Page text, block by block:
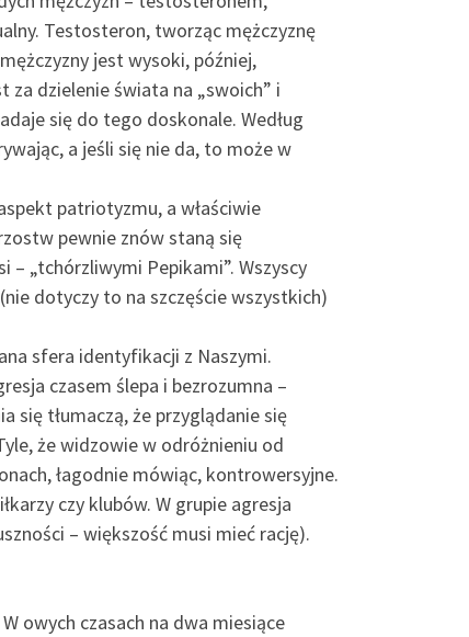
Testosteron, tworząc mężczyznę
jest wysoki, później,
dzielenie świata na „swoich” i
się do tego doskonale. Według
a jeśli się nie da, to może w
patriotyzmu, a właściwie
pewnie znów staną się
– „tchórzliwymi Pepikami”. Wszyscy
dotyczy to na szczęście wszystkich)
sfera identyfikacji z Naszymi.
czasem ślepa i bezrozumna –
tłumaczą, że przyglądanie się
że widzowie w odróżnieniu od
łagodnie mówiąc, kontrowersyjne.
czy klubów. W grupie agresja
– większość musi mieć rację).
owych czasach na dwa miesiące